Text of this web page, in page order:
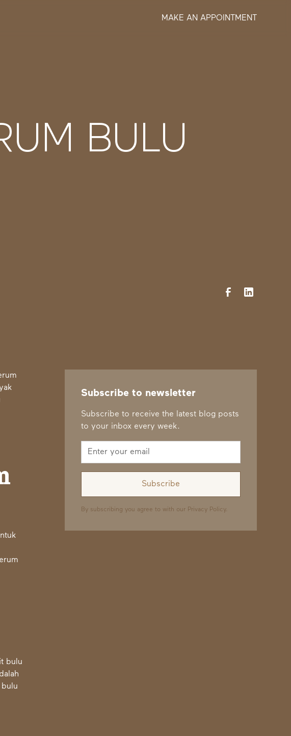
MAKE AN APPOINTMENT
BULU
bulu
bulu
Subscribe to newsletter
Subscribe to receive the latest blog posts
to your inbox every week.
By subscribing you agree to with our Privacy Policy.